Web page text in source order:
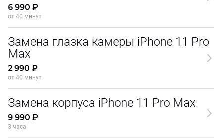
6 990 ₽
от 40 минут
Замена глазка камеры iPhone 11 Pro
Max
2 990 ₽
от 40 минут
Замена корпуса iPhone 11 Pro Max
9 990 ₽
3 часа